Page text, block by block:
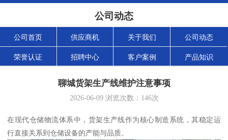
公司动态
公司首页 供应商机 关于我们 公司动态
荣誉认证 招聘中心 客户案例 产品知识
聊城货架生产线维护注意事项
2026-06-09浏览次数： 146次
在现代仓储物流体系中，货架生产线作为核心制造系统，其稳定运
行直接关系到仓储设备的产能与品质。